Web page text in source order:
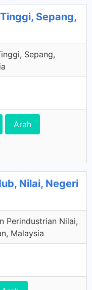
Sepang,
Sepang,
Arah
Nilai, Negeri
Perindustrian Nilai,
Malaysia